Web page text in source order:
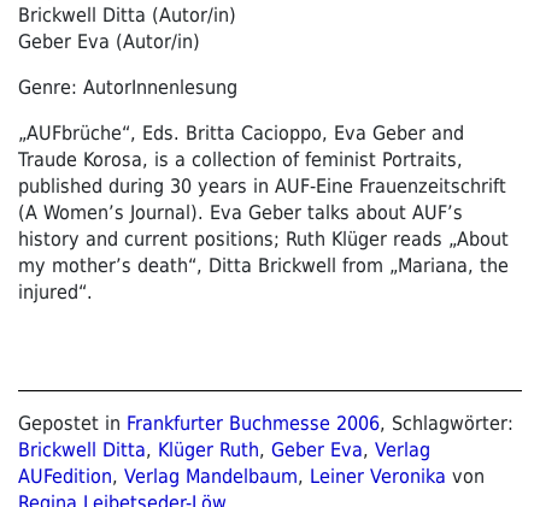
Brickwell Ditta (Autor/in)
Geber Eva (Autor/in)
Genre: AutorInnenlesung
„AUFbrüche“, Eds. Britta Cacioppo, Eva Geber and
Traude Korosa, is a collection of feminist Portraits,
published during 30 years in AUF-Eine Frauenzeitschrift
(A Women’s Journal). Eva Geber talks about AUF’s
history and current positions; Ruth Klüger reads „About
my mother’s death“, Ditta Brickwell from „Mariana, the
injured“.
Gepostet in Frankfurter Buchmesse 2006, Schlagwörter:
Brickwell Ditta, Klüger Ruth, Geber Eva, Verlag
AUFedition, Verlag Mandelbaum, Leiner Veronika von
Regina Leibetseder-Löw